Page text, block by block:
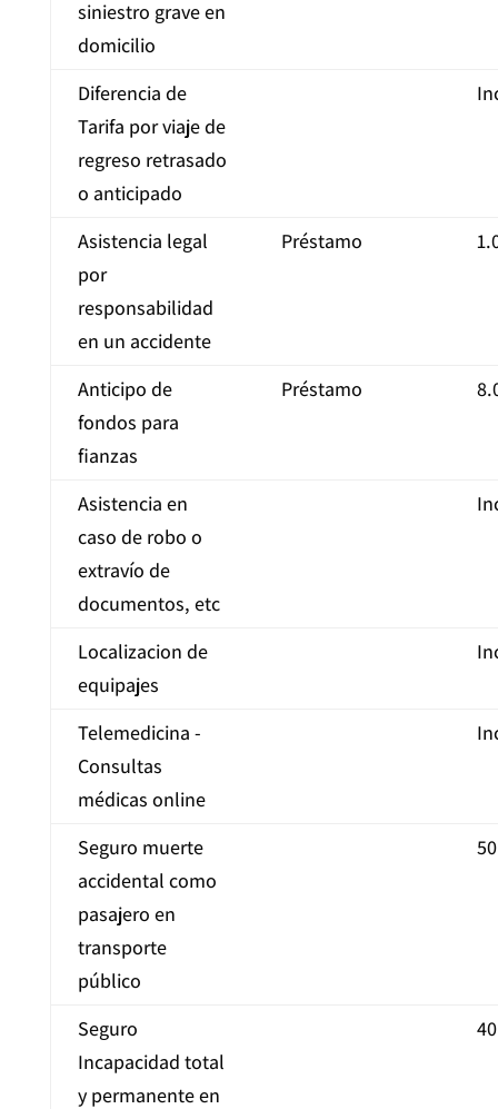
siniestro grave en
domicilio
Diferencia de
Tarifa por viaje de
regreso retrasado
o anticipado
Asistencia legal
por
responsabilidad
en un accidente
Préstamo
Anticipo de
fondos para
fianzas
Préstamo
Asistencia en
caso de robo o
extravío de
documentos, etc
Localizacion de
equipajes
Telemedicina -
Consultas
médicas online
Seguro muerte
accidental como
pasajero en
transporte
público
Seguro
Incapacidad total
y permanente en